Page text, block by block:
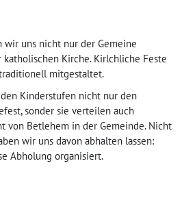
wir uns nicht nur der Gemeine
katholischen Kirche. Kirlchliche Feste
mitgestaltet.
Kinderstufen nicht nur den
sonder sie verteilen auch
von Betlehem in der Gemeinde. Nicht
wir uns davon abhalten lassen:
Abholung organisiert.